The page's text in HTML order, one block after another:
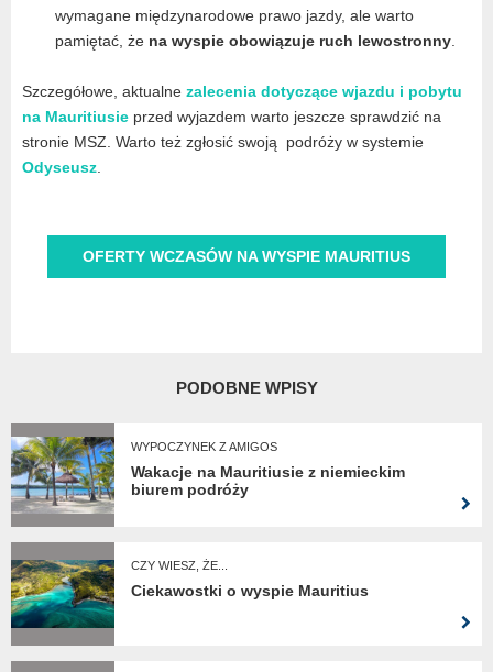
wymagane międzynarodowe prawo jazdy, ale warto
pamiętać, że na wyspie obowiązuje ruch lewostronny
Szczegółowe, aktualne zalecenia dotyczące wjazdu i pobytu
na Mauritiusie przed wyjazdem warto jeszcze sprawdzić na
stronie MSZ. Warto też zgłosić swoją podróży w systemie
Odyseusz
OFERTY WCZASÓW NA WYSPIE MAURITIUS
PODOBNE WPISY
WYPOCZYNEK Z AMIGOS
Wakacje na Mauritiusie z niemieckim
biurem podróży
CZY WIESZ, ŻE...
Ciekawostki o wyspie Mauritius